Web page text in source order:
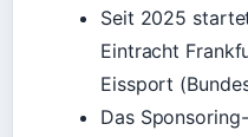
Seit 2025
Eintracht
Eissport
Das